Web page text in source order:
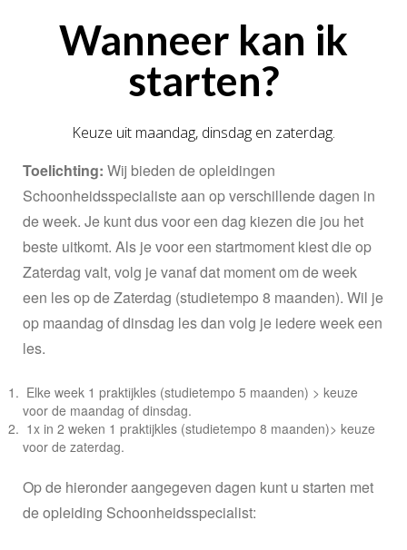
Wanneer kan ik
starten?
Keuze uit maandag, dinsdag en zaterdag.
Toelichting: Wij bieden de opleidingen
Schoonheidsspecialiste aan op verschillende dagen in
de week. Je kunt dus voor een dag kiezen die jou het
beste uitkomt. Als je voor een startmoment kiest die op
Zaterdag valt, volg je vanaf dat moment om de week
een les op de Zaterdag (studietempo 8 maanden). Wil je
op maandag of dinsdag les dan volg je iedere week een
les.
Elke week 1 praktijkles (studietempo 5 maanden) > keuze
voor de maandag of dinsdag.
1x in 2 weken 1 praktijkles (studietempo 8 maanden)> keuze
voor de zaterdag.
Op de hieronder aangegeven dagen kunt u starten met
de opleiding Schoonheidsspecialist: